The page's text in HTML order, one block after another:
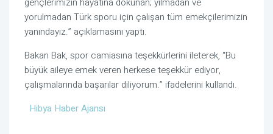
yorulmadan Türk sporu için çalışan tüm emekçilerimizin
yanındayız.” açıklamasını yaptı.
Bakan Bak, spor camiasına teşekkürlerini ileterek, “Bu
büyük aileye emek veren herkese teşekkür ediyor,
çalışmalarında başarılar diliyorum.” ifadelerini kullandı.
Hibya Haber Ajansı